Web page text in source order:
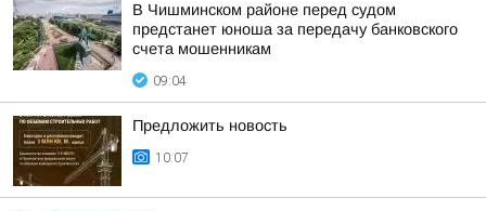
В Чишминском районе перед судом
предстанет юноша за передачу банковского
счета мошенникам
09:04
Предложить новость
10:07